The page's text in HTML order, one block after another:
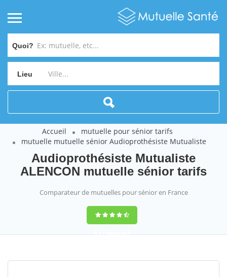
Quoi?
Lieu
Accueil
mutuelle pour sénior tarifs
mutuelle mutuelle sénior Audioprothésiste Mutualiste
Audioprothésiste Mutualiste
ALENCON mutuelle sénior tarifs
Comparateur de mutuelles pour sénior en France
9,2(100%)452